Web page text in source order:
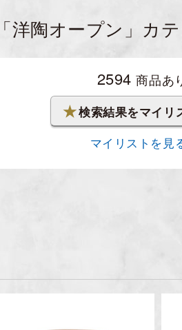
「洋陶オープン」カ
2594 商品あ
★検索結果をマイリ
マイリストを見